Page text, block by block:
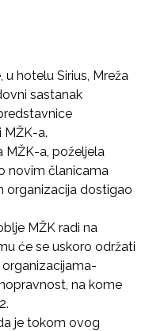
u hotelu Sirius, Mreža
sastanak
MŽK-a.
MŽK-a, poželjela
novim članicama
organizacija dostigao
MŽK radi na
će se uskoro održati
na kome
je tokom ovog